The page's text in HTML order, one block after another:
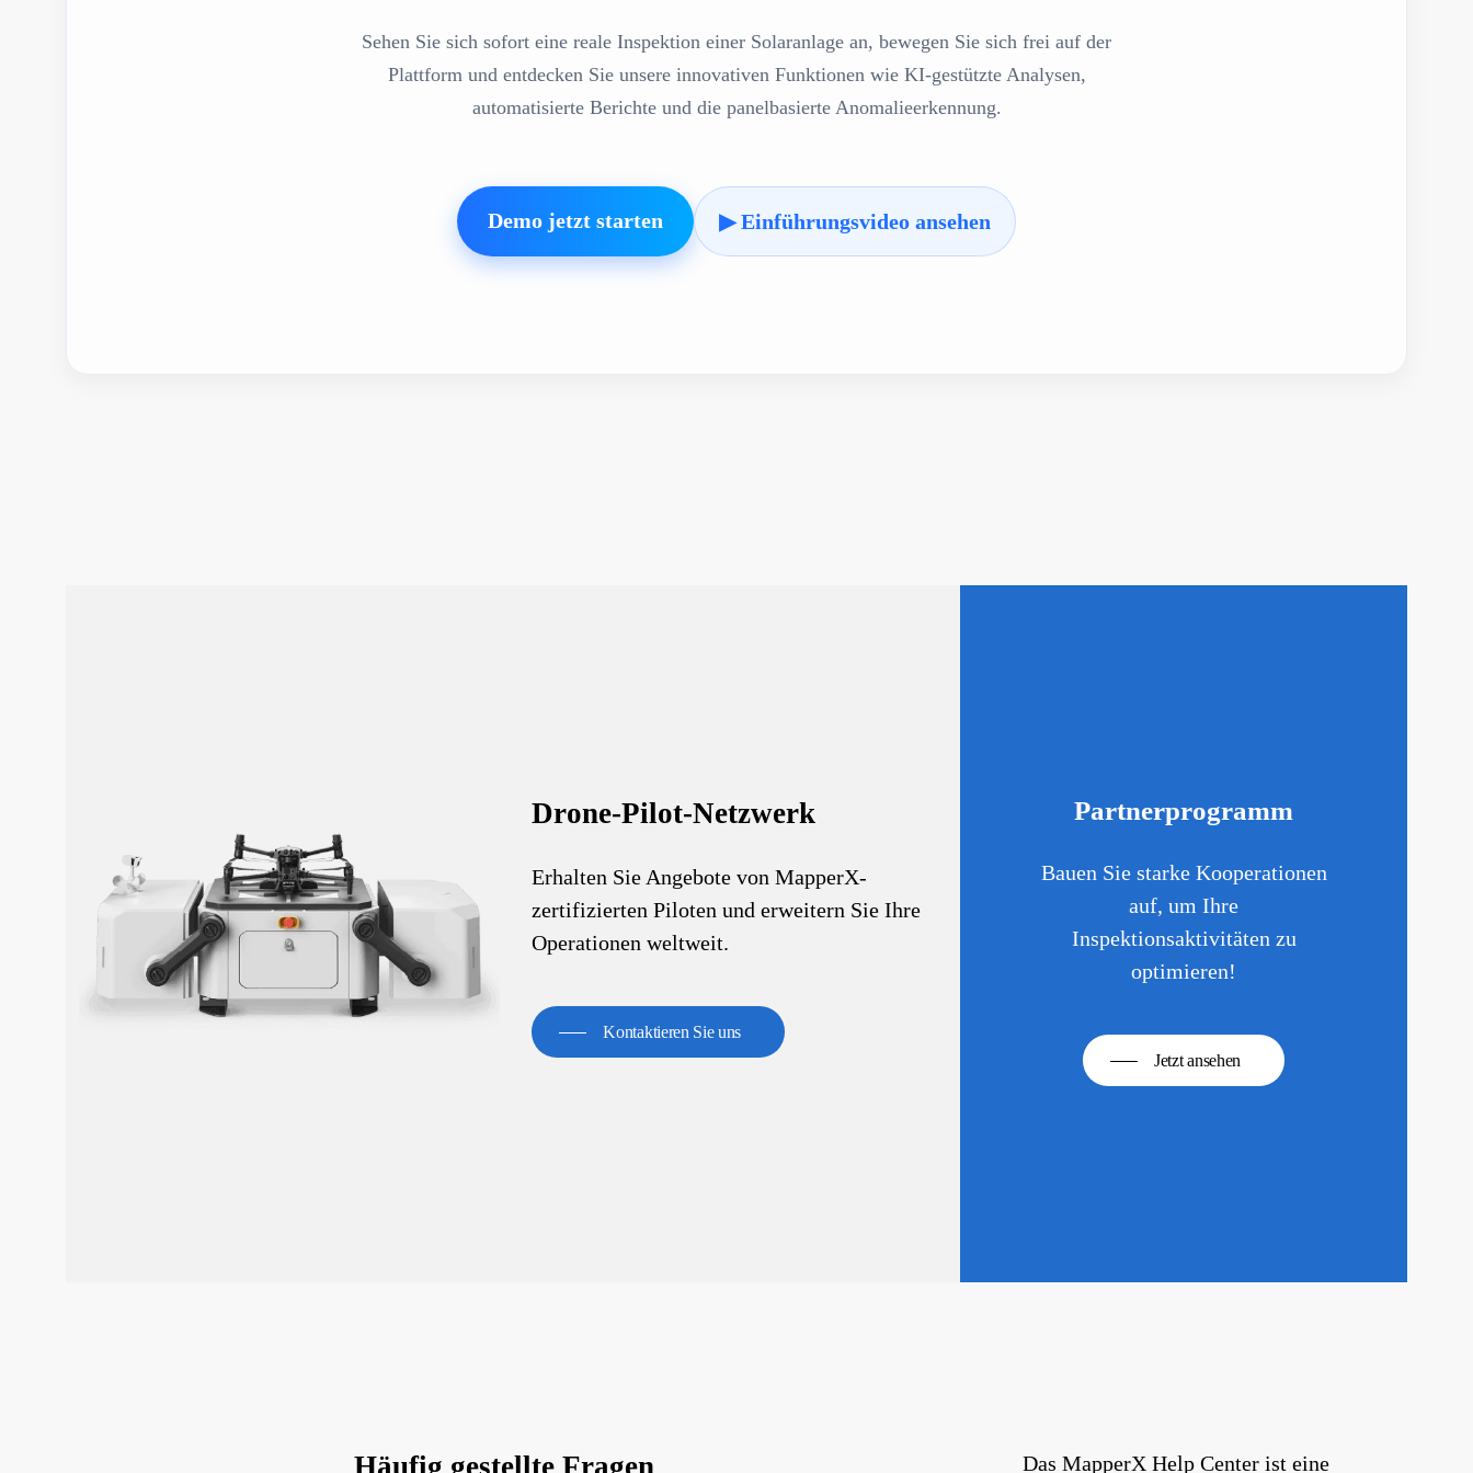
Sehen Sie sich sofort eine reale Inspektion einer Solaranlage an, bewegen Sie sich frei auf der
Plattform und entdecken Sie unsere innovativen Funktionen wie KI-gestützte Analysen,
automatisierte Berichte und die panelbasierte Anomalieerkennung.
Demo jetzt starten ▶ Einführungsvideo ansehen
Drone-Pilot-Netzwerk
Erhalten Sie Angebote von MapperX-
zertifizierten Piloten und erweitern Sie Ihre
Operationen weltweit.
Kontaktieren Sie uns
Partnerprogramm
Bauen Sie starke Kooperationen
auf, um Ihre
Inspektionsaktivitäten zu
optimieren!
Jetzt ansehen
Das MapperX Help Center ist eine